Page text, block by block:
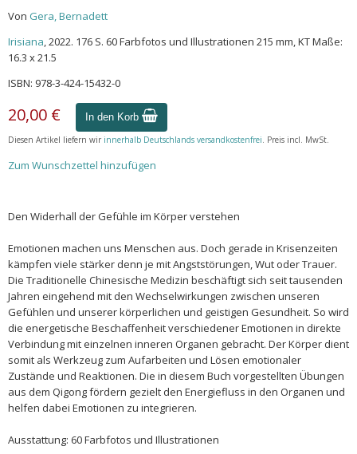
Von Gera, Bernadett
Irisiana, 2022. 176 S. 60 Farbfotos und Illustrationen 215 mm, KT Maße:
16.3 x 21.5
ISBN: 978-3-424-15432-0
20,00 € In den Korb
Diesen Artikel liefern wir innerhalb Deutschlands versandkostenfrei. Preis incl. MwSt.
Zum Wunschzettel hinzufügen
Den Widerhall der Gefühle im Körper verstehen
Emotionen machen uns Menschen aus. Doch gerade in Krisenzeiten
kämpfen viele stärker denn je mit Angststörungen, Wut oder Trauer.
Die Traditionelle Chinesische Medizin beschäftigt sich seit tausenden
Jahren eingehend mit den Wechselwirkungen zwischen unseren
Gefühlen und unserer körperlichen und geistigen Gesundheit. So wird
die energetische Beschaffenheit verschiedener Emotionen in direkte
Verbindung mit einzelnen inneren Organen gebracht. Der Körper dient
somit als Werkzeug zum Aufarbeiten und Lösen emotionaler
Zustände und Reaktionen. Die in diesem Buch vorgestellten Übungen
aus dem Qigong fördern gezielt den Energiefluss in den Organen und
helfen dabei Emotionen zu integrieren.
Ausstattung: 60 Farbfotos und Illustrationen